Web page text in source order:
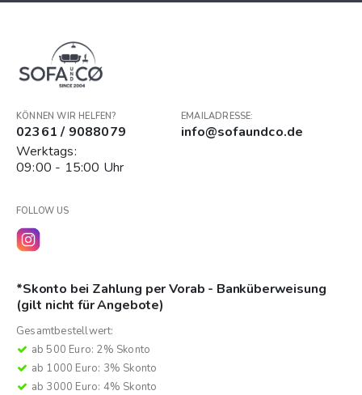
KÖNNEN WIR HELFEN?
02361 / 9088079
Werktags:
09:00 - 15:00 Uhr
EMAILADRESSE:
info@sofaundco.de
FOLLOW US
*Skonto bei Zahlung per Vorab - Banküberweisung
(gilt nicht für Angebote)
Gesamtbestellwert:
ab 500 Euro: 2% Skonto
ab 1000 Euro: 3% Skonto
ab 3000 Euro: 4% Skonto